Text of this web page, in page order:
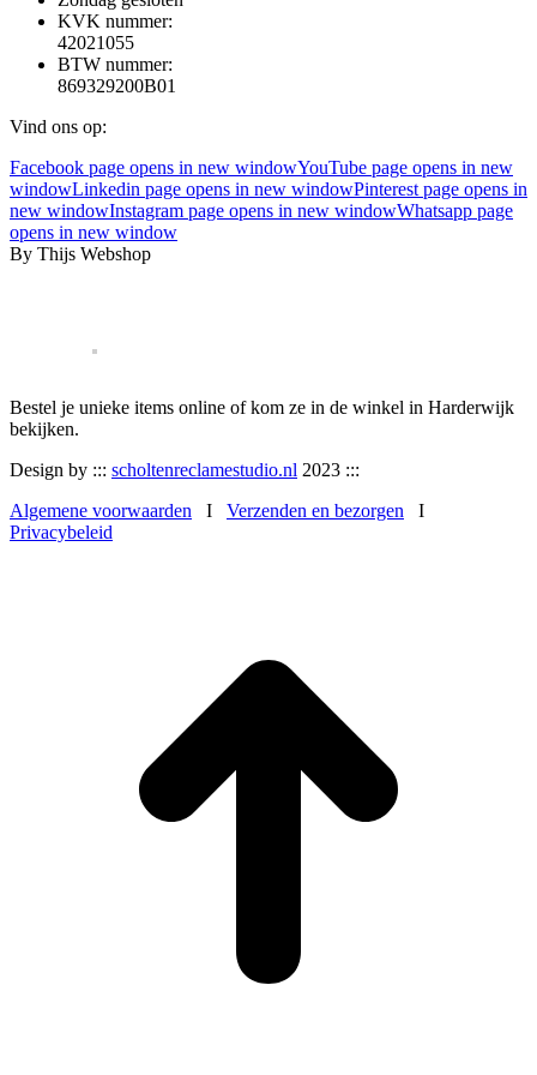
KVK nummer:
42021055
BTW nummer:
869329200B01
Vind ons op:
Facebook page opens in new windowYouTube page opens in new
windowLinkedin page opens in new windowPinterest page opens in
new windowInstagram page opens in new windowWhatsapp page
opens in new window
By Thijs Webshop
Bestel je unieke items online of kom ze in de winkel in Harderwijk
bekijken.
Design by ::: scholtenreclamestudio.nl 2023 :::
Algemene voorwaarden I Verzenden en bezorgen I
Privacybeleid